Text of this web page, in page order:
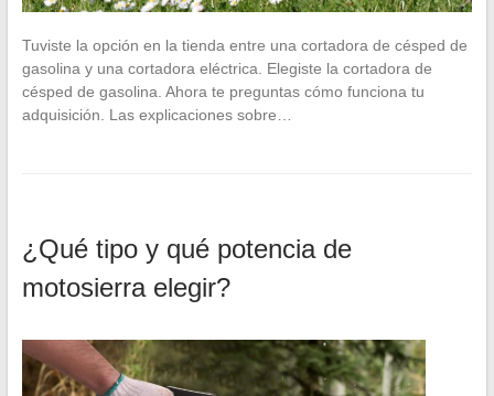
Tuviste la opción en la tienda entre una cortadora de césped de
gasolina y una cortadora eléctrica. Elegiste la cortadora de
césped de gasolina. Ahora te preguntas cómo funciona tu
adquisición. Las explicaciones sobre…
¿Qué tipo y qué potencia de
motosierra elegir?